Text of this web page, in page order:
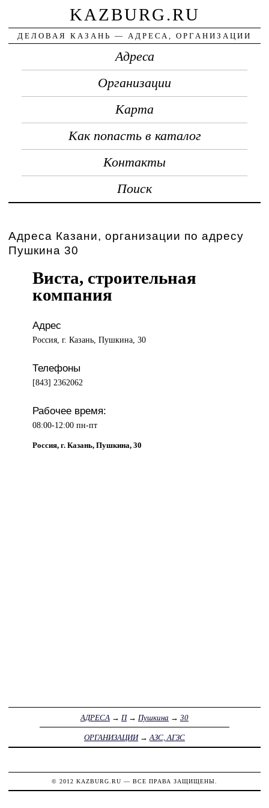
KAZBURG.RU
ДЕЛОВАЯ КАЗАНЬ — АДРЕСА, ОРГАНИЗАЦИИ
Адреса
Организации
Карта
Как попасть в каталог
Контакты
Поиск
Адреса Казани, организации по адресу
Пушкина 30
Виста, строительная
компания
Адрес
Россия, г. Казань, Пушкина, 30
Телефоны
[843] 2362062
Рабочее время:
08:00-12:00 пн-пт
Россия, г. Казань, Пушкина, 30
АДРЕСА → П→ Пушкина → 30
ОРГАНИЗАЦИИ→ АЗС, АГЗС
© 2012 KAZBURG.RU — ВСЕ ПРАВА ЗАЩИЩЕНЫ.